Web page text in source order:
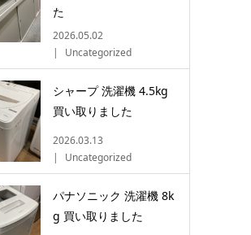
た
2026.05.02
Uncategorized
シャープ 洗濯機 4.5kg
買い取りました
2026.03.13
Uncategorized
パナソニック 洗濯機 8k
g 買い取りました